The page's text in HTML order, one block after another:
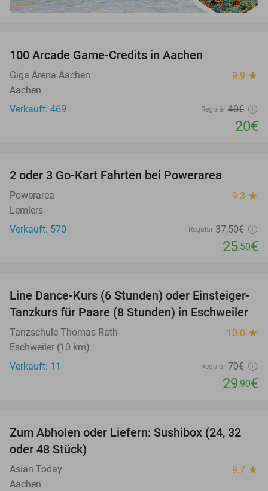
100 Arcade Game-Credits in Aachen
Giga Arena Aachen 9.9 star
Aachen
Verkauft: 469
Regulär 40€
20€
2 oder 3 Go-Kart Fahrten bei Powerarea
Powerarea 9.3 star
Lemiers
Verkauft: 570
Regulär 37,50€
25,50€
57%
Line Dance-Kurs (6 Stunden) oder Einsteiger-
Tanzkurs für Paare (8 Stunden) in Eschweiler
Tanzschule Thomas Rath 10.0 star
Eschweiler (10 km)
Verkauft: 11
Regulär 70€
29,90€
23%
Zum Abholen oder Liefern: Sushibox (24, 32
oder 48 Stück)
Asian Today 9.7 star
Aachen